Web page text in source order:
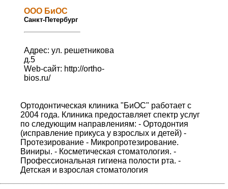
ООО БиОС
Санкт-Петербург
Адрес: ул. решетникова
д.5
Web-сайт: http://ortho-
bios.ru/
Ортодонтическая клиника "БиОС" работает с
2004 года. Клиника предоставляет спектр услуг
по следующим направлениям: - Ортодонтия
(исправление прикуса у взрослых и детей) -
Протезирование - Микропротезирование.
Виниры. - Косметическая стоматология. -
Профессиональная гигиена полости рта. -
Детская и взрослая стоматология